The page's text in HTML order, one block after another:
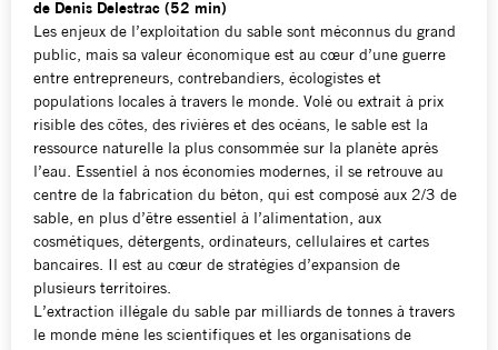
de Denis Delestrac (52 min)
Les enjeux de l’exploitation du sable sont méconnus du grand
public, mais sa valeur économique est au cœur d’une guerre
entre entrepreneurs, contrebandiers, écologistes et
populations locales à travers le monde. Volé ou extrait à prix
risible des côtes, des rivières et des océans, le sable est la
ressource naturelle la plus consommée sur la planète après
l’eau. Essentiel à nos économies modernes, il se retrouve au
centre de la fabrication du béton, qui est composé aux 2/3 de
sable, en plus d’être essentiel à l’alimentation, aux
cosmétiques, détergents, ordinateurs, cellulaires et cartes
bancaires. Il est au cœur de stratégies d’expansion de
plusieurs territoires.
L’extraction illégale du sable par milliards de tonnes à travers
le monde mène les scientifiques et les organisations de